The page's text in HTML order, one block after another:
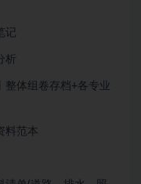
记
析
整体组卷存档+各专业
料范本